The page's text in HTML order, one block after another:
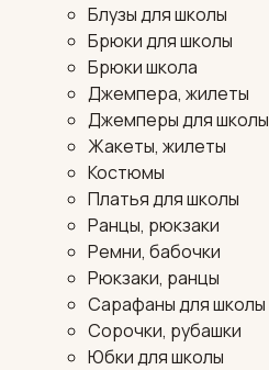
Блузы для школы
Брюки для школы
Брюки школа
Джемпера, жилеты
Джемперы для школы
Жакеты, жилеты
Костюмы
Платья для школы
Ранцы, рюкзаки
Ремни, бабочки
Рюкзаки, ранцы
Сарафаны для школы
Сорочки, рубашки
Юбки для школы